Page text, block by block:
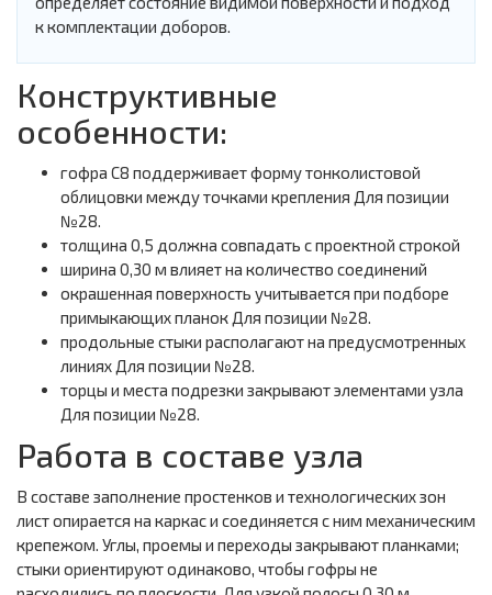
к комплектации доборов.
Конструктивные
особенности:
гофра С8 поддерживает форму тонколистовой
облицовки между точками крепления Для позиции
№28.
толщина 0,5 должна совпадать с проектной строкой
ширина 0,30 м влияет на количество соединений
окрашенная поверхность учитывается при подборе
примыкающих планок Для позиции №28.
продольные стыки располагают на предусмотренных
линиях Для позиции №28.
торцы и места подрезки закрывают элементами узла
Для позиции №28.
Работа в составе узла
В составе заполнение простенков и технологических зон
лист опирается на каркас и соединяется с ним механическим
крепежом. Углы, проемы и переходы закрывают планками;
стыки ориентируют одинаково, чтобы гофры не